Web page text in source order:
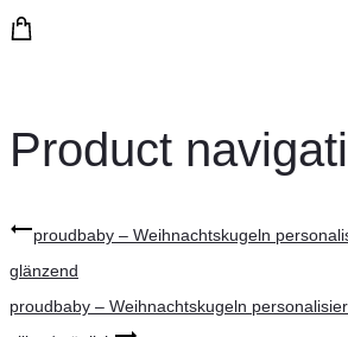
Product
proudbaby – Weihnachtskugeln
glänzend
proudbaby – Weihnachtskugeln